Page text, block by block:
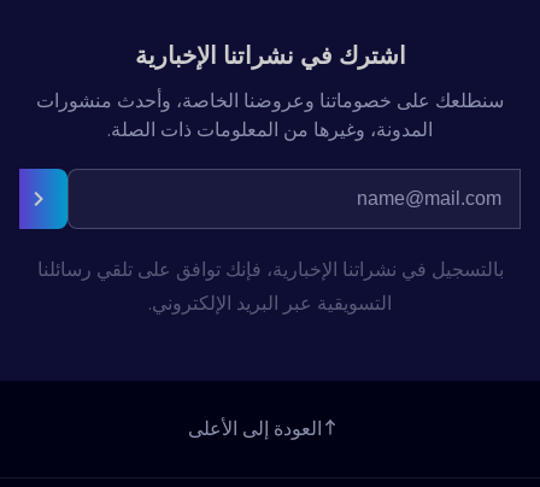
اشترك في نشراتنا الإخبارية
سنطلعك على خصوماتنا وعروضنا الخاصة، وأحدث منشورات
المدونة، وغيرها من المعلومات ذات الصلة.
بالتسجيل في نشراتنا الإخبارية، فإنك توافق على تلقي رسائلنا
التسويقية عبر البريد الإلكتروني.
العودة إلى الأعلى